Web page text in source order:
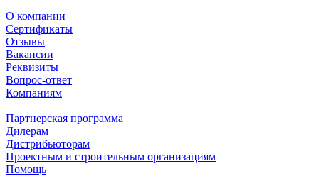
О компании
Сертификаты
Отзывы
Вакансии
Реквизиты
Вопрос-ответ
Компаниям
Партнерская программа
Дилерам
Дистрибьюторам
Проектным и строительным организациям
Помощь